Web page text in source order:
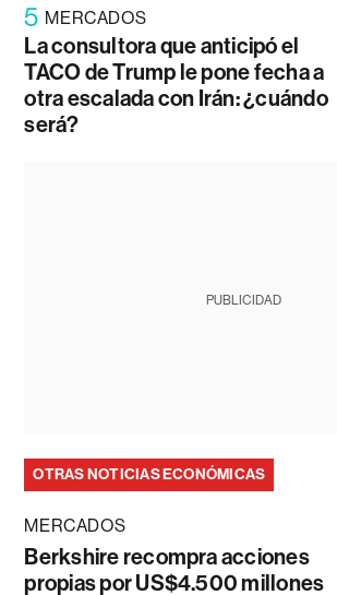
5 MERCADOS
La consultora que anticipó el
TACO de Trump le pone fecha a
otra escalada con Irán: ¿cuándo
será?
PUBLICIDAD
OTRAS NOTICIAS ECONÓMICAS
MERCADOS
Berkshire recompra acciones
propias por US$4.500 millones